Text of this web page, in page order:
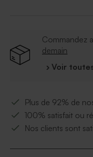
Commandez
demain
› Voir
Plus de 92% de
100% satisfait ou
Nos clients sont